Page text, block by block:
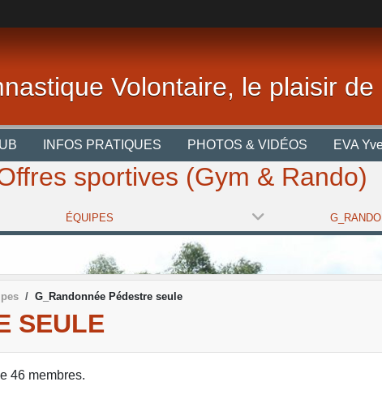
Volontaire, le plaisir
INFOS PRATIQUES PHOTOS & VIDÉOS EVA
sportives (Gym & Rando)
ÉQUIPES
G_Randonnée Pédestre seule
SEULE
46 membres.